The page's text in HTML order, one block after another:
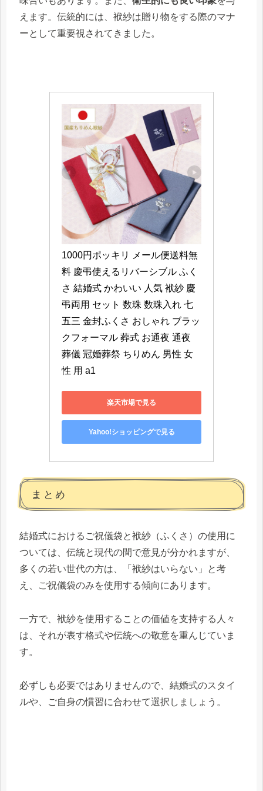
えます。伝統的には、袱紗は贈り物をする際のマナ
ーとして重要視されてきました。
1000円ポッキリ メール便送料無
料 慶弔使えるリバーシブル ふく
さ 結婚式 かわいい 人気 袱紗 慶
弔両用 セット 数珠 数珠入れ 七
五三 金封ふくさ おしゃれ ブラッ
クフォーマル 葬式 お通夜 通夜
葬儀 冠婚葬祭 ちりめん 男性 女
性 用 a1
楽天市場で見る
Yahoo!ショッピングで見る
まとめ
結婚式におけるご祝儀袋と袱紗（ふくさ）の使用に
ついては、伝統と現代の間で意見が分かれますが、
多くの若い世代の方は、「袱紗はいらない」と考
え、ご祝儀袋のみを使用する傾向にあります。
一方で、袱紗を使用することの価値を支持する人々
は、それが表す格式や伝統への敬意を重んじていま
す。
必ずしも必要ではありませんので、結婚式のスタイ
ルや、ご自身の慣習に合わせて選択しましょう。